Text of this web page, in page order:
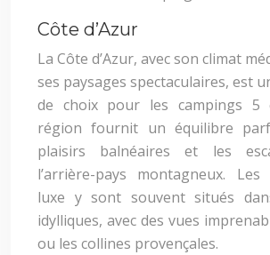
Côte d’Azur
La Côte d’Azur, avec son climat
ses paysages spectaculaires, est
de choix pour les campings 5
région fournit un équilibre
plaisirs balnéaires et les
l’arrière-pays montagneux.
luxe y sont souvent situés
idylliques, avec des vues
ou les collines provençales.